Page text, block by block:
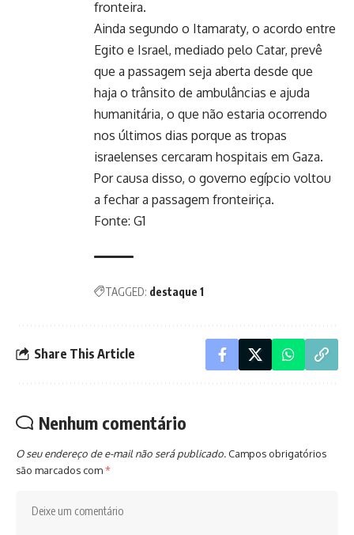
fronteira.
Ainda segundo o Itamaraty, o acordo entre
Egito e Israel, mediado pelo Catar, prevê
que a passagem seja aberta desde que
haja o trânsito de ambulâncias e ajuda
humanitária, o que não estaria ocorrendo
nos últimos dias porque as tropas
israelenses cercaram hospitais em Gaza.
Por causa disso, o governo egípcio voltou
a fechar a passagem fronteiriça.
Fonte: G1
TAGGED: destaque 1
Share This Article
Nenhum comentário
O seu endereço de e-mail não será publicado. Campos obrigatórios
são marcados com*